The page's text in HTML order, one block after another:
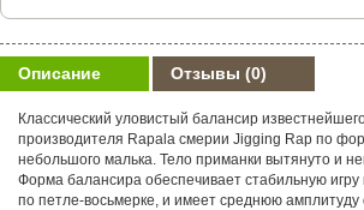
Описание Отзывы (0)
Классический уловистый балансир
производителя Rapala смерии Jigging Rap по
небольшого малька. Тело приманки вытянуто и
Форма балансира обеспечивает стабильную
по петле-восьмерке, и имеет среднюю амплитуду